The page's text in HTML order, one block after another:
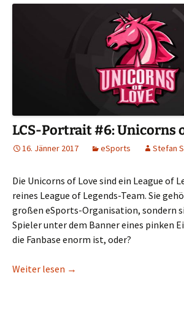
LCS-Portrait #6: Unicorns
16. Jänner 2017 eSports Stefan
Die Unicorns of Love sind ein League of
reines League of Legends-Team. Sie
großen eSports-Organisation, sondern
Spieler unter dem Banner eines pinken
die Fanbase enorm ist, oder?
Weiter lesen LCS-Portrait #6: Unicorns of
→